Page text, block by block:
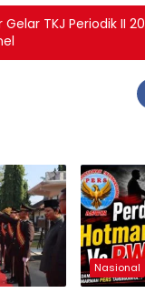
TKJ Periodik II
Nasional